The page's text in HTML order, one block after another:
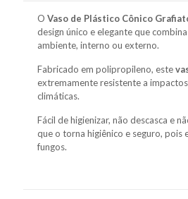
O Vaso de Plástico Cônico
design único e elegante que
ambiente, interno ou externo.
Fabricado em polipropileno, este
extremamente resistente a
climáticas.
Fácil de higienizar, não descasca e
que o torna higiênico e seguro, pois
fungos.